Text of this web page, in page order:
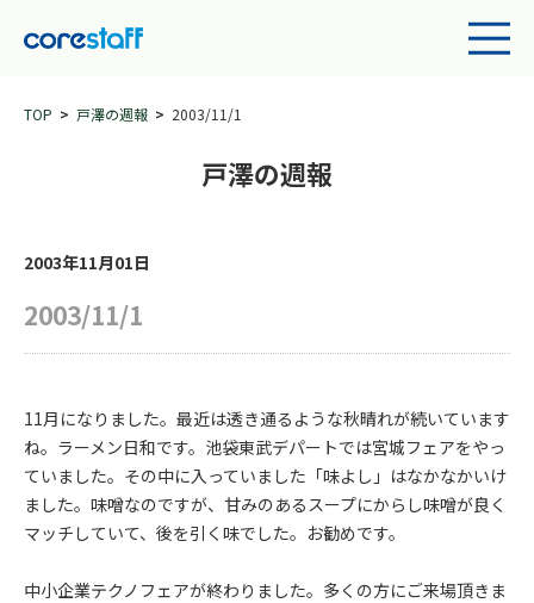
TOP 戸澤の週報 2003/11/1
戸澤の週報
2003年11月01日
2003/11/1
11月になりました。最近は透き通るような秋晴れが続いています
ね。ラーメン日和です。池袋東武デパートでは宮城フェアをやっ
ていました。その中に入っていました「味よし」はなかなかいけ
ました。味噌なのですが、甘みのあるスープにからし味噌が良く
マッチしていて、後を引く味でした。お勧めです。
中小企業テクノフェアが終わりました。多くの方にご来場頂きま